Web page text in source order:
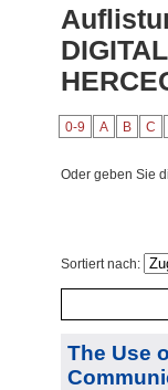
0-9 A B C
Oder geben Sie
Sortiert nach:
The Use